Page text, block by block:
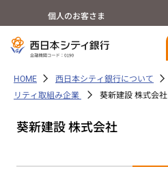
個人のお客さま
HOME 西日本シティ銀行について
リティ取組み企業
葵新建設 株式会社
葵新建設 株式会社